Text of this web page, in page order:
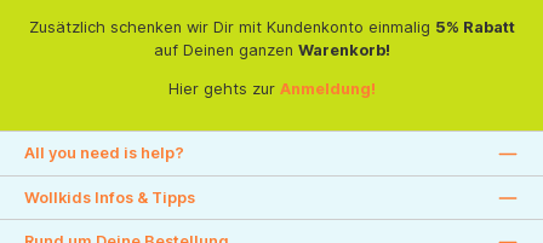
Zusätzlich schenken wir Dir mit Kundenkonto einmalig 5% Rabatt
auf Deinen ganzen Warenkorb!
Hier gehts zur Anmeldung!
All you need is help?
Wollkids Infos & Tipps